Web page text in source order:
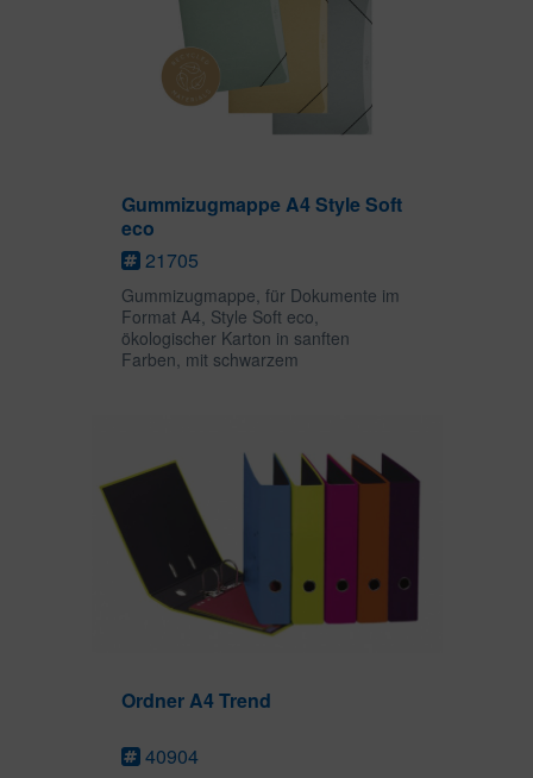
Gummizugmappe A4 Style Soft
eco
21705
Gummizugmappe, für Dokumente im
Format A4, Style Soft eco,
ökologischer Karton in sanften
Farben, mit schwarzem
Ordner A4 Trend
40904